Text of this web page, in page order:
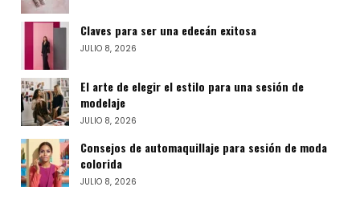
Claves para ser una edecán exitosa
JULIO 8, 2026
El arte de elegir el estilo para una sesión de
modelaje
JULIO 8, 2026
Consejos de automaquillaje para sesión de moda
colorida
JULIO 8, 2026